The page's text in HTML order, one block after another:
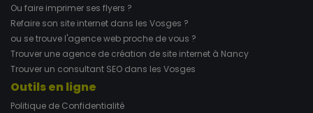
Ou faire imprimer ses flyers ?
Refaire son site internet dans les Vosges ?
ou se trouve l'agence web proche de vous ?
Trouver une agence de création de site internet à Nancy
Trouver un consultant SEO dans les Vosges
Outils en ligne
Politique de Confidentialité